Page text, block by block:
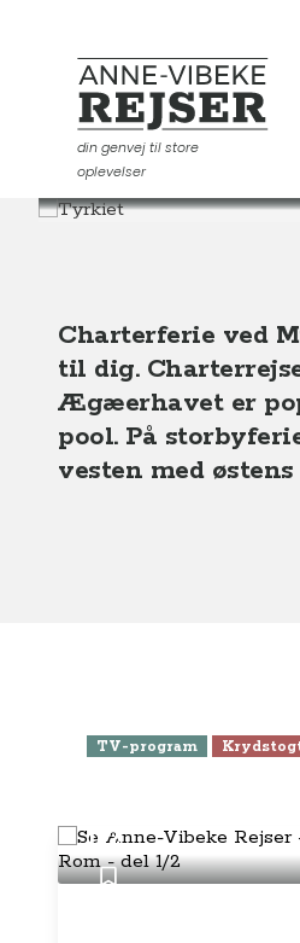
Anne-Vibeke Rejser
din genvej til store
oplevelser
Destinationer
Charterferie ved
til dig.
Ægæerhavet er
pool. På
vesten med
TV-program
1/2